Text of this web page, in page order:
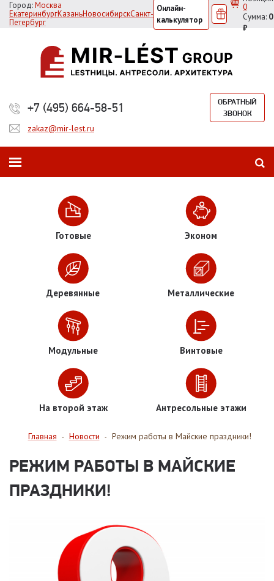
Город:Москва
ЕкатеринбургКазаньНовосибирскСанкт-
Петербург
Онлайн-
калькулятор
0
Сумма: 0
₽
+7 (495) 664-58-51
ОБРАТНЫЙ
ЗВОНОК
zakaz@mir-lest.ru
Готовые Эконом
Деревянные Металлические
Модульные Винтовые
На второй этаж Антресольные этажи
Главная - Новости - Режим работы в Майские праздники!
РЕЖИМ РАБОТЫ В МАЙСКИЕ
ПРАЗДНИКИ!